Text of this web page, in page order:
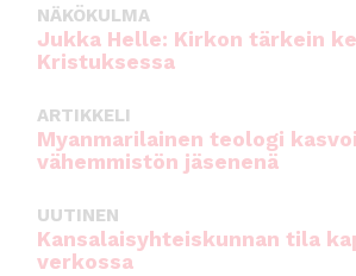
NÄKÖKULMA
Jukka Helle: Kirkon tärkein
Kristuksessa
ARTIKKELI
Myanmarilainen teologi
vähemmistön jäsenenä
UUTINEN
Kansalaisyhteiskunnan tila
verkossa